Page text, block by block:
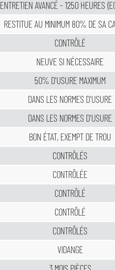
ENTRETIEN AVANCÉ - 1250 HEURES
RESTITUE AU MINIMUM 80% DE SA
CONTRÔLÉ
NEUVE SI NÉCESSAIRE
50% D'USURE MAXIMUM
DANS LES NORMES D'USURE
DANS LES NORMES D'USURE
BON ÉTAT, EXEMPT DE TROU
CONTRÔLÉS
CONTRÔLÉE
CONTRÔLÉ
CONTRÔLÉ
CONTRÔLÉS
VIDANGE